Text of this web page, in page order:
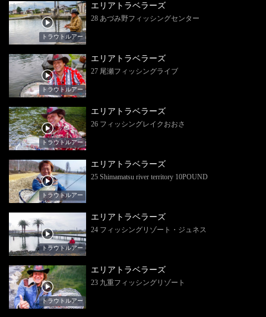
トラウトルアー
エリアトラベラーズ
28 あづみ野フィッシングセンター
トラウトルアー
エリアトラベラーズ
27 尾瀬フィッシングライブ
トラウトルアー
エリアトラベラーズ
26 フィッシングレイクおおさ
トラウトルアー
エリアトラベラーズ
25 Shimamatsu river territory 10POUND
トラウトルアー
エリアトラベラーズ
24 フィッシングリゾート・ジュネス
トラウトルアー
エリアトラベラーズ
23 九重フィッシングリゾート